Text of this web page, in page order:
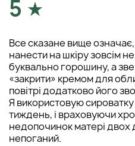
5
Все сказане вище
нанести на шкіру зовсім
буквально горошину, а
«закрити» кремом для
повітрі додатково його
Я використовую
тиждень, і враховуючи
недопочинок матері двох
непоганий.